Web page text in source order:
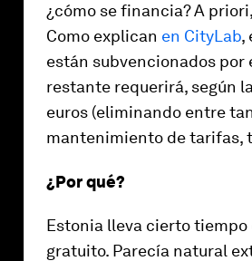
¿cómo se financia? A
Como explican en CityLab,
están subvencionados
restante requerirá, según
euros (eliminando entre
mantenimiento de tarifas,
¿Por qué?
Estonia lleva cierto
gratuito. Parecía natural